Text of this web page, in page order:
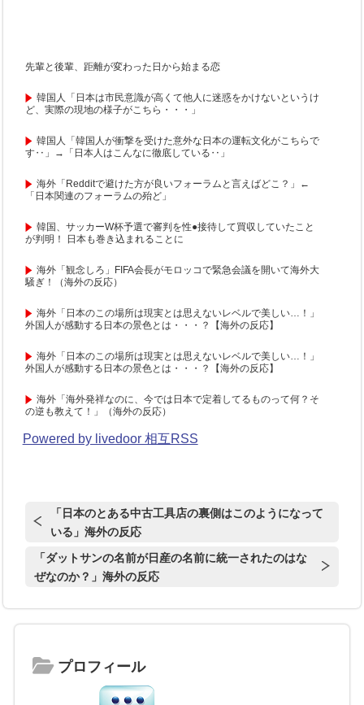
先輩と後輩、距離が変わった日から始まる恋
韓国人「日本は市民意識が高くて他人に迷惑をかけないというけ
ど、実際の現地の様子がこちら・・・」
韓国人「韓国人が衝撃を受けた意外な日本の運転文化がこちらで
す‥」→「日本人はこんなに徹底している‥」
海外「Redditで避けた方が良いフォーラムと言えばどこ？」←
「日本関連のフォーラムの殆ど」
韓国、サッカーW杯予選で審判を性●接待して買収していたこと
が判明！ 日本も巻き込まれることに
海外「観念しろ」FIFA会長がモロッコで緊急会議を開いて海外大
騒ぎ！（海外の反応）
海外「日本のこの場所は現実とは思えないレベルで美しい…！」
外国人が感動する日本の景色とは・・・？【海外の反応】
海外「日本のこの場所は現実とは思えないレベルで美しい…！」
外国人が感動する日本の景色とは・・・？【海外の反応】
海外「海外発祥なのに、今では日本で定着してるものって何？そ
の逆も教えて！」（海外の反応）
Powered by livedoor 相互RSS
「日本のとある中古工具店の裏側はこのようになって
いる」海外の反応
「ダットサンの名前が日産の名前に統一されたのはな
ぜなのか？」海外の反応
プロフィール